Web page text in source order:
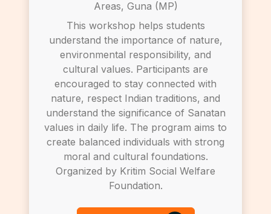
Areas, Guna (MP)
This workshop helps students
understand the importance of nature,
environmental responsibility, and
cultural values. Participants are
encouraged to stay connected with
nature, respect Indian traditions, and
understand the significance of Sanatan
values in daily life. The program aims to
create balanced individuals with strong
moral and cultural foundations.
Organized by Kritim Social Welfare
Foundation.